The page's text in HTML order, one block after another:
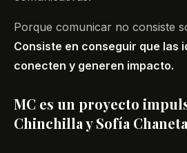
Porque comunicar no consiste
Consiste en conseguir que las
conecten y generen impacto.
MC es un proyecto
Chinchilla y Sofía